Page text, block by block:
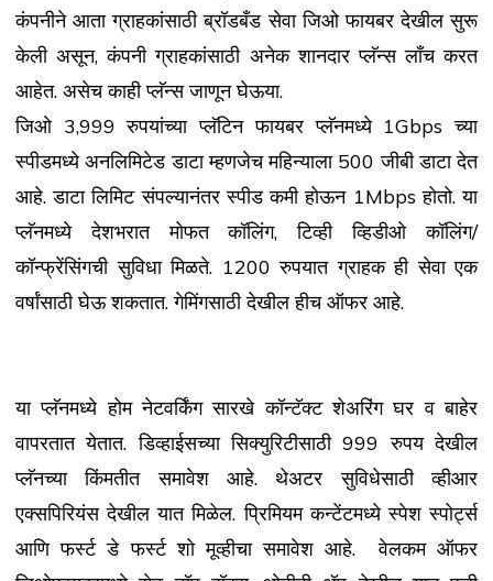
कंपनीने आता ग्राहकांसाठी ब्रॉडबँड सेवा जिओ फायबर देखील सुरू
केली असून, कंपनी ग्राहकांसाठी अनेक शानदार प्लॅन्स लाँच करत
आहेत. असेच काही प्लॅन्स जाणून घेऊया.
जिओ 3,999 रुपयांच्या प्लॅटिन फायबर प्लॅनमध्ये 1Gbps च्या
स्पीडमध्ये अनलिमिटेड डाटा म्हणजेच महिन्याला 500 जीबी डाटा देत
आहे. डाटा लिमिट संपल्यानंतर स्पीड कमी होऊन 1Mbps होतो. या
प्लॅनमध्ये देशभरात मोफत कॉलिंग, टिव्ही व्हिडीओ कॉलिंग/
कॉन्फ्रेंसिंगची सुविधा मिळते. 1200 रुपयात ग्राहक ही सेवा एक
वर्षांसाठी घेऊ शकतात. गेमिंगसाठी देखील हीच ऑफर आहे.
या प्लॅनमध्ये होम नेटवर्किंग सारखे कॉन्टॅक्ट शेअरिंग घर व बाहेर
वापरतात येतात. डिव्हाईसच्या सिक्युरिटीसाठी 999 रुपय देखील
प्लॅनच्या किंमतीत समावेश आहे. थेअटर सुविधेसाठी व्हीआर
एक्सपिरियंस देखील यात मिळेल. प्रिमियम कन्टेंटमध्ये स्पेश स्पोर्ट्स
आणि फर्स्ट डे फर्स्ट शो मूव्हीचा समावेश आहे. वेलकम ऑफर